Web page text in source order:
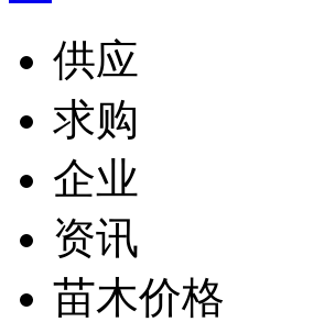
供应
求购
企业
资讯
苗木价格